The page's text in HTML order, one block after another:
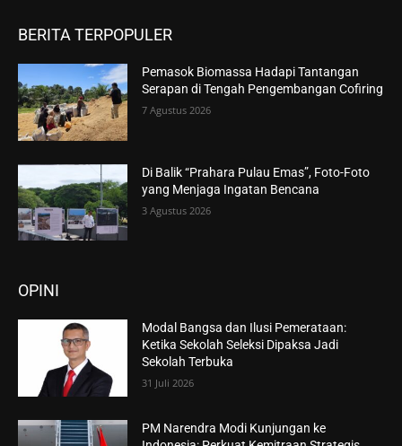
BERITA TERPOPULER
Pemasok Biomassa Hadapi Tantangan
Serapan di Tengah Pengembangan Cofiring
7 Agustus 2026
Di Balik “Prahara Pulau Emas”, Foto-Foto
yang Menjaga Ingatan Bencana
3 Agustus 2026
OPINI
Modal Bangsa dan Ilusi Pemerataan:
Ketika Sekolah Seleksi Dipaksa Jadi
Sekolah Terbuka
31 Juli 2026
PM Narendra Modi Kunjungan ke